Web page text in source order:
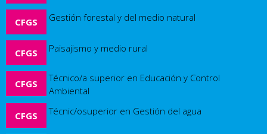
CFGS Gestión forestal y del medio natural
CFGS Paisajismo y medio rural
CFGS
Técnico/a superior en Educación y Control
Ambiental
CFGS Técnic/osuperior en Gestión del agua